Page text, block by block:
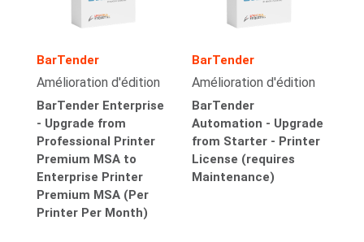
BarTender
Amélioration d'édition
BarTender Enterprise
- Upgrade from
Professional Printer
Premium MSA to
Enterprise Printer
Premium MSA (Per
Printer Per Month)
BarTender
Amélioration d'édition
BarTender
Automation - Upgrade
from Starter - Printer
License (requires
Maintenance)